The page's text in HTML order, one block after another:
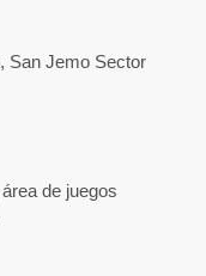
San Jemo Sector
de juegos